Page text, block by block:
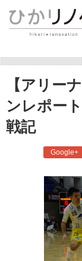
リノベーションのひかリ
【アリーナ立川立飛・
【アリー
ンレポー
戦記
Google+